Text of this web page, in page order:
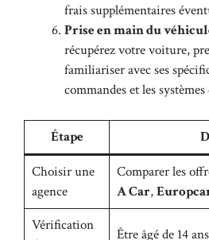
frais supplémentaires
Prise en main du
récupérez votre voiture,
familiariser avec ses
commandes et les
Étape
Choisir une
agence
Comparer les
A Car,
Vérification
Être âgé de 14